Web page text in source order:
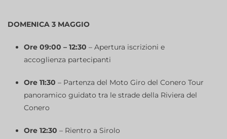
DOMENICA 3 MAGGIO
Ore 09:00 – 12:30 – Apertura iscrizioni e
accoglienza partecipanti
Ore 11:30 – Partenza del Moto Giro del Conero Tour
panoramico guidato tra le strade della Riviera del
Conero
Ore 12:30 – Rientro a Sirolo